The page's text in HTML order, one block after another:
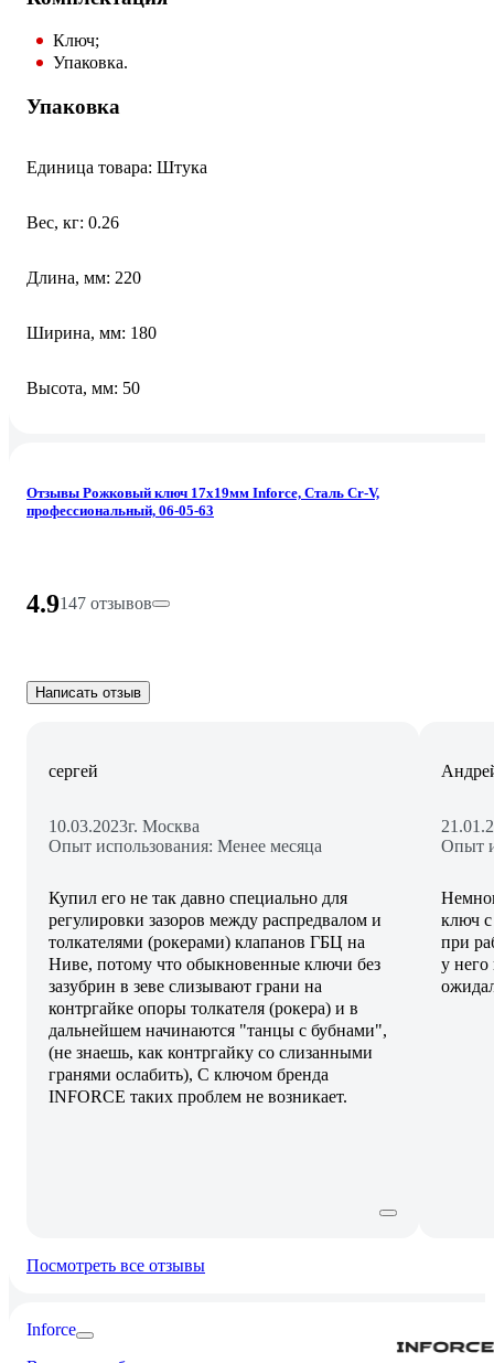
Ключ;
Упаковка.
Упаковка
Единица товара: Штука
Вес, кг: 0.26
Длина, мм: 220
Ширина, мм: 180
Высота, мм: 50
Отзывы Рожковый ключ 17x19мм Inforce, Сталь Cr-V,
профессиональный, 06-05-63
4.9147 отзывов
Написать отзыв
сергей
10.03.2023г. Москва
Опыт использования: Менее месяца
Купил его не так давно специально для
регулировки зазоров между распредвалом и
толкателями (рокерами) клапанов ГБЦ на
Ниве, потому что обыкновенные ключи без
зазубрин в зеве слизывают грани на
контргайке опоры толкателя (рокера) и в
дальнейшем начинаются "танцы с бубнами",
(не знаешь, как контргайку со слизанными
гранями ослабить), С ключом бренда
INFORCE таких проблем не возникает.
Опыт
ключ
при
у
Посмотреть все отзывы
Inforce